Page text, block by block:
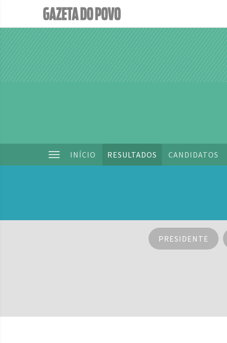
INÍCIO RESULTADOS CANDIDATOS
PRESIDENTE